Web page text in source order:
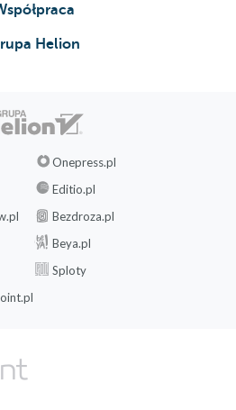
Helion
Onepress.pl
Editio.pl
Bezdroza.pl
Beya.pl
Sploty